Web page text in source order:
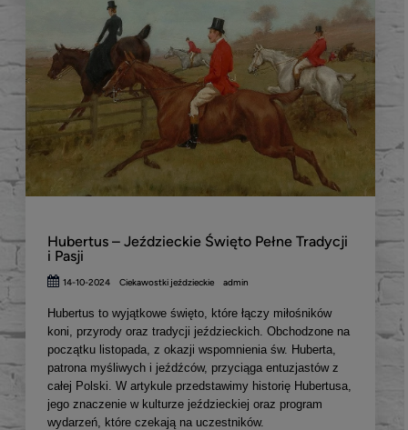
Hubertus – Jeździeckie Święto Pełne Tradycji
i Pasji
14-10-2024 Ciekawostki jeździeckie admin
Hubertus to wyjątkowe święto, które łączy miłośników
koni, przyrody oraz tradycji jeździeckich. Obchodzone na
początku listopada, z okazji wspomnienia św. Huberta,
patrona myśliwych i jeźdźców, przyciąga entuzjastów z
całej Polski. W artykule przedstawimy historię Hubertusa,
jego znaczenie w kulturze jeździeckiej oraz program
wydarzeń, które czekają na uczestników.